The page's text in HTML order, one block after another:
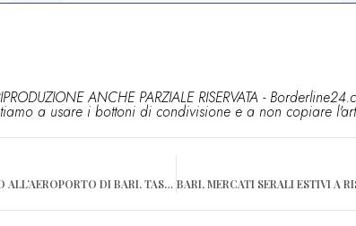
ANCHE PARZIALE RISERVATA -
a usare i bottoni di condivisione e a non copiare
TRAFFICO PER L’INGRESSO ALL’AEROPORTO DI BARI. TASSISTI: “DIFFICILE ACCEDERE ALLO SCALO”